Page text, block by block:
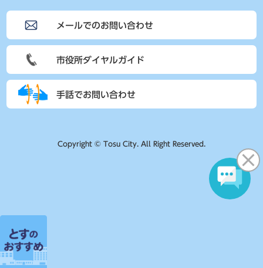
メールでのお問い合わせ
市役所ダイヤルガイド
手話でお問い合わせ
Copyright © Tosu City. All Right Reserved.